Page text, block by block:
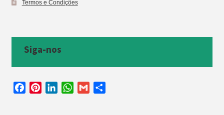
Termos e Condições
Siga-nos
W